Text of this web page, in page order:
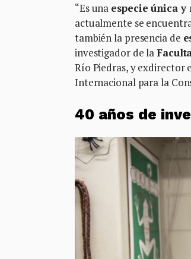
“Es una especie única y
actualmente se
también la presencia de
investigador de la
Río Piedras, y exdirector
Internacional para la
40 años de